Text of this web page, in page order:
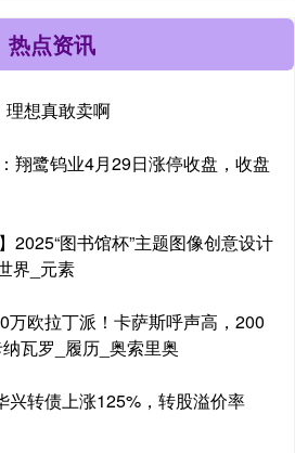
热点资讯
理想真敢卖啊
翔鹭钨业4月29日涨停收盘，收盘
2025“图书馆杯”主题图像创意设计
界_元素
万欧拉丁派！卡萨斯呼声高，200
瓦罗_履历_奥索里奥
兴转债上涨125%，转股溢价率